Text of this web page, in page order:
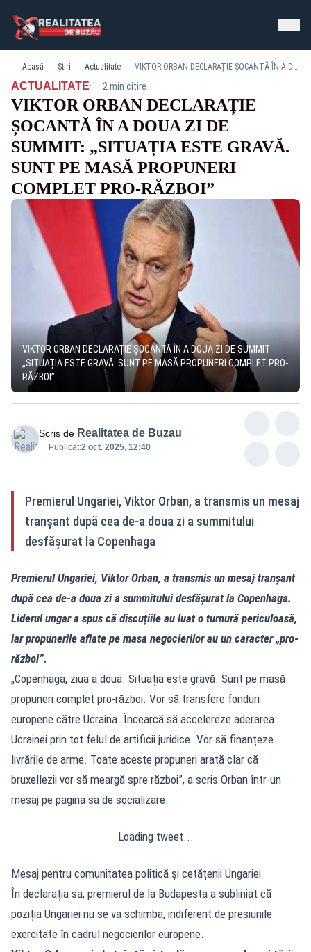
Acasă Știri Actualitate VIKTOR ORBAN DECLARAȚIE ȘOCANTĂ ÎN A DOUA ZI DE SUMMIT: „SITUAȚIA ESTE GRAVĂ. SUNT PE MASĂ PROPUNERI COMPLET PRO-RĂZBOI”
ACTUALITATE· 2 min citire
VIKTOR ORBAN DECLARAȚIE
ȘOCANTĂ ÎN A DOUA ZI DE
SUMMIT: „SITUAȚIA ESTE GRAVĂ.
SUNT PE MASĂ PROPUNERI
COMPLET PRO-RĂZBOI”
VIKTOR ORBAN DECLARAȚIE ȘOCANTĂ ÎN A DOUA ZI DE SUMMIT:
„SITUAȚIA ESTE GRAVĂ. SUNT PE MASĂ PROPUNERI COMPLET PRO-
RĂZBOI”
Scris de Realitatea de Buzau
Publicat:2 oct. 2025, 12:40
Premierul Ungariei, Viktor Orban, a transmis un mesaj
tranșant după cea de-a doua zi a summitului
desfășurat la Copenhaga
Premierul Ungariei, Viktor Orban, a transmis un mesaj tranșant
după cea de-a doua zi a summitului desfășurat la Copenhaga.
Liderul ungar a spus că discuțiile au luat o turnură periculoasă,
iar propunerile aflate pe masa negocierilor au un caracter „pro-
război”.
„Copenhaga, ziua a doua. Situația este gravă. Sunt pe masă
propuneri complet pro-război. Vor să transfere fonduri
europene către Ucraina. Încearcă să accelereze aderarea
Ucrainei prin tot felul de artificii juridice. Vor să finanțeze
livrările de arme. Toate aceste propuneri arată clar că
bruxellezii vor să meargă spre război”, a scris Orban într-un
mesaj pe pagina sa de socializare.
Loading tweet...
Mesaj pentru comunitatea politică și cetățenii Ungariei
În declarația sa, premierul de la Budapesta a subliniat că
poziția Ungariei nu se va schimba, indiferent de presiunile
exercitate în cadrul negocierilor europene.